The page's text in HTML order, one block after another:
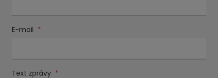
E-mail *
Text zprávy *